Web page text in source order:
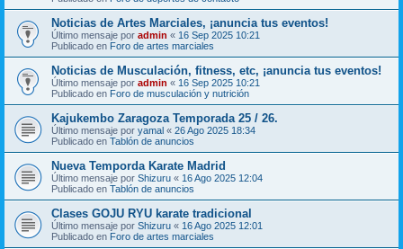
Noticias de Artes Marciales, ¡anuncia tus eventos!
Último mensaje por admin « 16 Sep 2025 10:21
Publicado en Foro de artes marciales
Noticias de Musculación, fitness, etc, ¡anuncia tus eventos!
Último mensaje por admin « 16 Sep 2025 10:21
Publicado en Foro de musculación y nutrición
Kajukembo Zaragoza Temporada 25 / 26.
Último mensaje por yamal « 26 Ago 2025 18:34
Publicado en Tablón de anuncios
Nueva Temporda Karate Madrid
Último mensaje por Shizuru « 16 Ago 2025 12:04
Publicado en Tablón de anuncios
Clases GOJU RYU karate tradicional
Último mensaje por Shizuru « 16 Ago 2025 12:01
Publicado en Foro de artes marciales